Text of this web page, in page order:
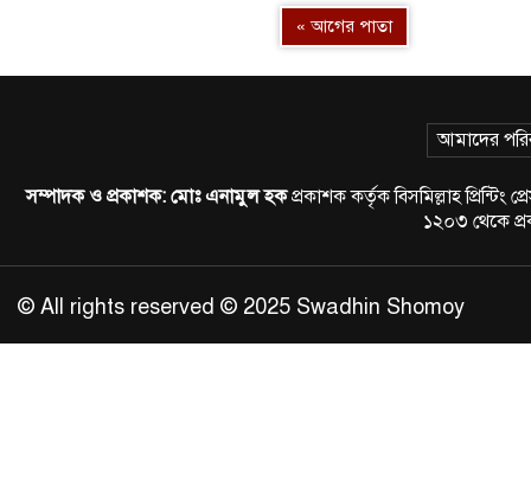
« আগের পাতা
আমাদের
সম্পাদক ও প্রকাশক: মোঃ এনামুল হকপ্রকাশক কর্তৃক বিসমিল্লাহ
১২০৩ থেকে
© All rights reserved © 2025 Swadhin Shomoy